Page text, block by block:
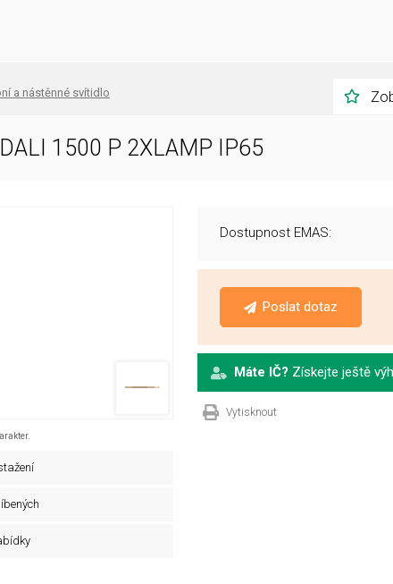
a nástěnné svítidlo
1500 P 2XLAMP IP65
Dostupnost EMAS:
Poslat dotaz
Máte IČ? Získejte ještě
Vytisknout